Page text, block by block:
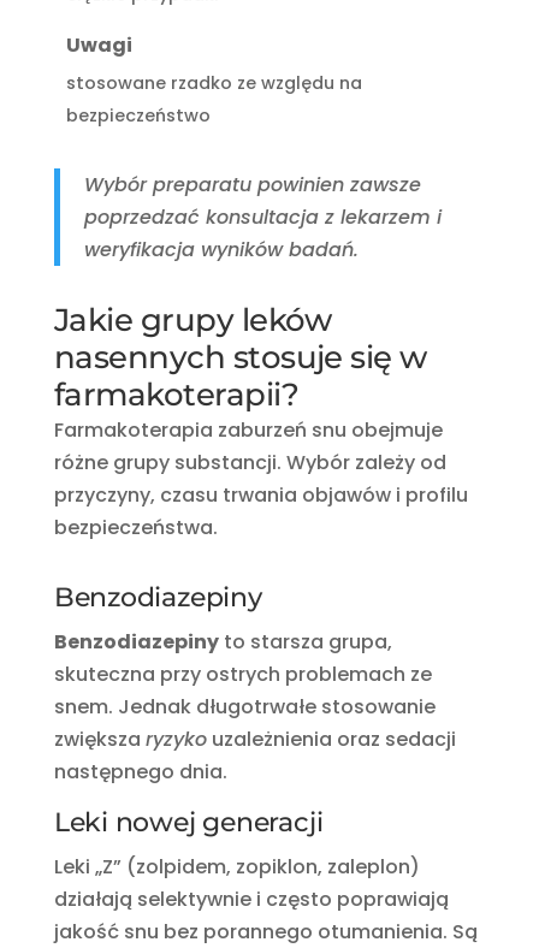
Uwagi
stosowane rzadko ze względu na
bezpieczeństwo
Wybór preparatu powinien zawsze
poprzedzać konsultacja z lekarzem i
weryfikacja wyników badań.
Jakie grupy leków
nasennych stosuje się w
farmakoterapii?
Farmakoterapia zaburzeń snu obejmuje
różne grupy substancji. Wybór zależy od
przyczyny, czasu trwania objawów i profilu
bezpieczeństwa.
Benzodiazepiny
Benzodiazepinyto starsza grupa,
skuteczna przy ostrych problemach ze
snem. Jednak długotrwałe stosowanie
zwiększa ryzykouzależnienia oraz sedacji
następnego dnia.
Leki nowej generacji
Leki „Z” (zolpidem, zopiklon, zaleplon)
działają selektywnie i często poprawiają
jakość snu bez porannego otumanienia. Są